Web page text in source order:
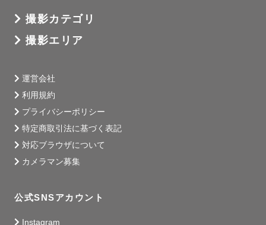
撮影カテゴリ
撮影エリア
運営会社
利用規約
プライバシーポリシー
特定商取引法に基づく表記
対応ブラウザについて
カメラマン募集
公式SNSアカウント
Instagram